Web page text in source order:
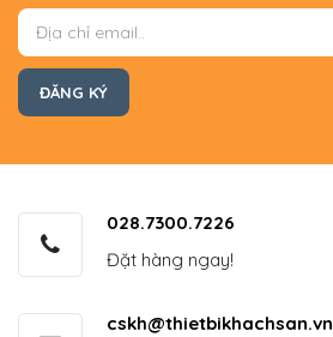
028.7300.7226
Đặt hàng ngay!
cskh@thietbikhachsan.vn